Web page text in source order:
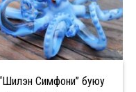
Симфони” буюу